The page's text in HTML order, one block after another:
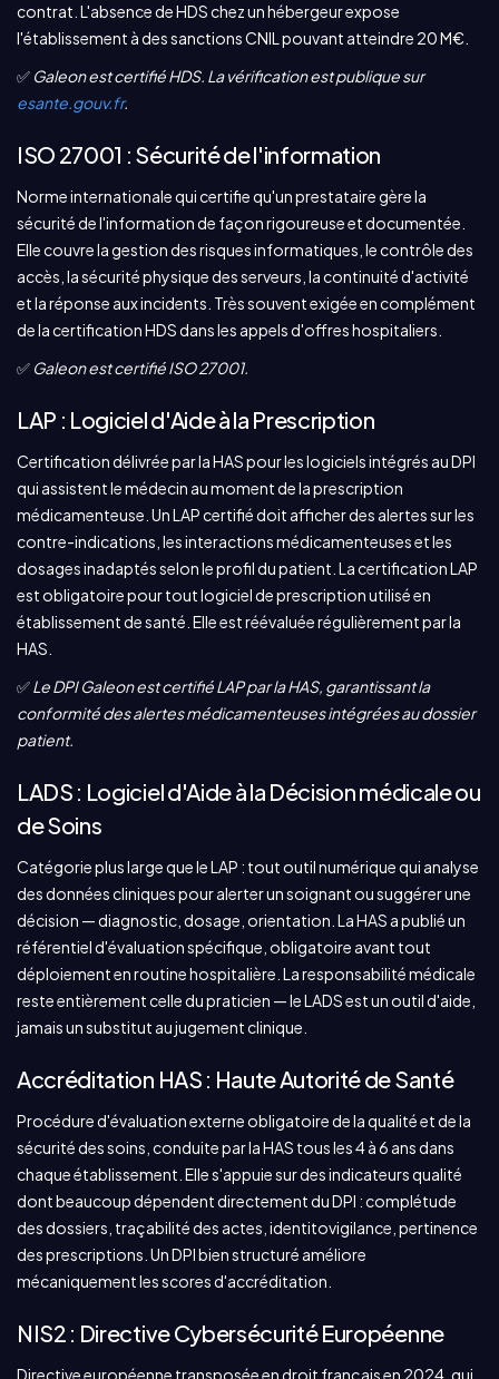
contrat. L'absence de HDS chez un hébergeur expose
l'établissement à des sanctions CNIL pouvant atteindre 20 M€.
✅ Galeon est certifié HDS. La vérification est publique sur
esante.gouv.fr.
ISO 27001 : Sécurité de l'information
Norme internationale qui certifie qu'un prestataire gère la
sécurité de l'information de façon rigoureuse et documentée.
Elle couvre la gestion des risques informatiques, le contrôle des
accès, la sécurité physique des serveurs, la continuité d'activité
et la réponse aux incidents. Très souvent exigée en complément
de la certification HDS dans les appels d'offres hospitaliers.
✅ Galeon est certifié ISO 27001.
LAP : Logiciel d'Aide à la Prescription
Certification délivrée par la HAS pour les logiciels intégrés au DPI
qui assistent le médecin au moment de la prescription
médicamenteuse. Un LAP certifié doit afficher des alertes sur les
contre-indications, les interactions médicamenteuses et les
dosages inadaptés selon le profil du patient. La certification LAP
est obligatoire pour tout logiciel de prescription utilisé en
établissement de santé. Elle est réévaluée régulièrement par la
HAS.
✅Le DPI Galeon est certifié LAP par la HAS, garantissant la
conformité des alertes médicamenteuses intégrées au dossier
patient.
LADS : Logiciel d'Aide à la Décision médicale ou
de Soins
Catégorie plus large que le LAP : tout outil numérique qui analyse
des données cliniques pour alerter un soignant ou suggérer une
décision — diagnostic, dosage, orientation. La HAS a publié un
référentiel d'évaluation spécifique, obligatoire avant tout
déploiement en routine hospitalière. La responsabilité médicale
reste entièrement celle du praticien — le LADS est un outil d'aide,
jamais un substitut au jugement clinique.
Accréditation HAS : Haute Autorité de Santé
Procédure d'évaluation externe obligatoire de la qualité et de la
sécurité des soins, conduite par la HAS tous les 4 à 6 ans dans
chaque établissement. Elle s'appuie sur des indicateurs qualité
dont beaucoup dépendent directement du DPI : complétude
des dossiers, traçabilité des actes, identitovigilance, pertinence
des prescriptions. Un DPI bien structuré améliore
mécaniquement les scores d'accréditation.
NIS2 : Directive Cybersécurité Européenne
Directive européenne transposée en droit français en 2024, qui